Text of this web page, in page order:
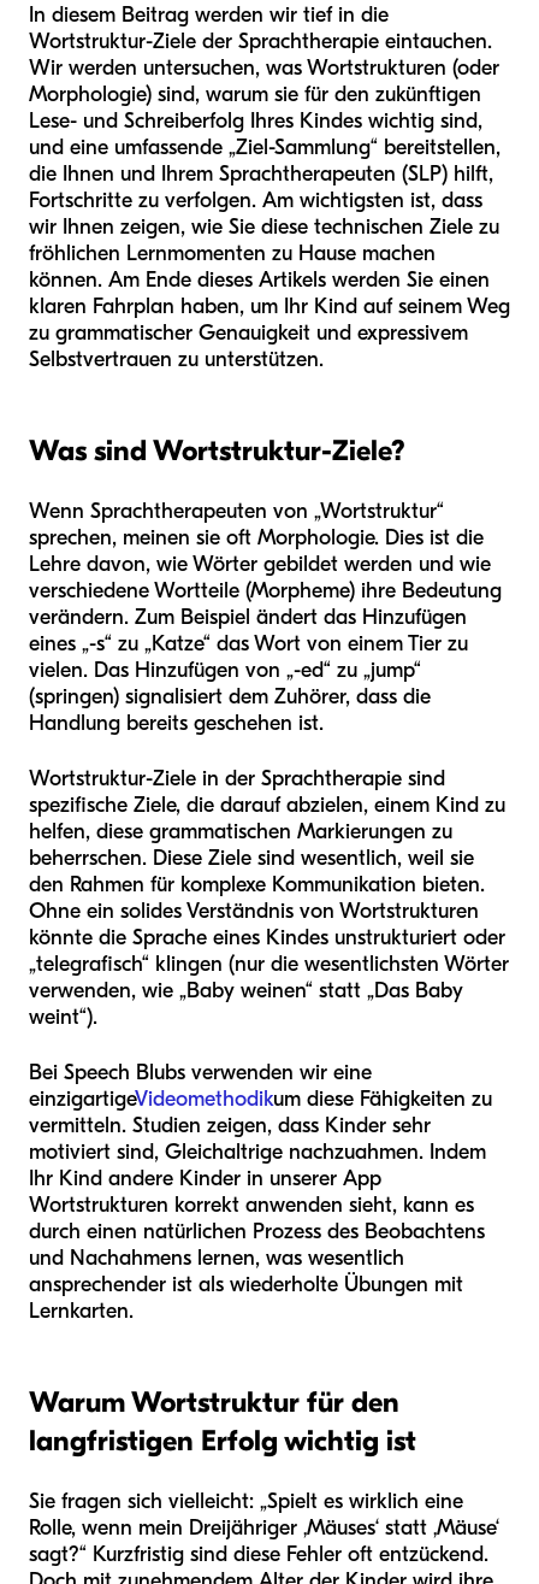
In diesem Beitrag werden wir tief in die
Wortstruktur-Ziele der Sprachtherapie eintauchen.
Wir werden untersuchen, was Wortstrukturen (oder
Morphologie) sind, warum sie für den zukünftigen
Lese- und Schreiberfolg Ihres Kindes wichtig sind,
und eine umfassende „Ziel-Sammlung“ bereitstellen,
die Ihnen und Ihrem Sprachtherapeuten (SLP) hilft,
Fortschritte zu verfolgen. Am wichtigsten ist, dass
wir Ihnen zeigen, wie Sie diese technischen Ziele zu
fröhlichen Lernmomenten zu Hause machen
können. Am Ende dieses Artikels werden Sie einen
klaren Fahrplan haben, um Ihr Kind auf seinem Weg
zu grammatischer Genauigkeit und expressivem
Selbstvertrauen zu unterstützen.
Was sind Wortstruktur-Ziele?
Wenn Sprachtherapeuten von „Wortstruktur“
sprechen, meinen sie oft Morphologie. Dies ist die
Lehre davon, wie Wörter gebildet werden und wie
verschiedene Wortteile (Morpheme) ihre Bedeutung
verändern. Zum Beispiel ändert das Hinzufügen
eines „-s“ zu „Katze“ das Wort von einem Tier zu
vielen. Das Hinzufügen von „-ed“ zu „jump“
(springen) signalisiert dem Zuhörer, dass die
Handlung bereits geschehen ist.
Wortstruktur-Ziele in der Sprachtherapie sind
spezifische Ziele, die darauf abzielen, einem Kind zu
helfen, diese grammatischen Markierungen zu
beherrschen. Diese Ziele sind wesentlich, weil sie
den Rahmen für komplexe Kommunikation bieten.
Ohne ein solides Verständnis von Wortstrukturen
könnte die Sprache eines Kindes unstrukturiert oder
„telegrafisch“ klingen (nur die wesentlichsten Wörter
verwenden, wie „Baby weinen“ statt „Das Baby
weint“).
Bei Speech Blubs verwenden wir eine
einzigartigeVideomethodikum diese Fähigkeiten zu
vermitteln. Studien zeigen, dass Kinder sehr
motiviert sind, Gleichaltrige nachzuahmen. Indem
Ihr Kind andere Kinder in unserer App
Wortstrukturen korrekt anwenden sieht, kann es
durch einen natürlichen Prozess des Beobachtens
und Nachahmens lernen, was wesentlich
ansprechender ist als wiederholte Übungen mit
Lernkarten.
Warum Wortstruktur für den
langfristigen Erfolg wichtig ist
Sie fragen sich vielleicht: „Spielt es wirklich eine
Rolle, wenn mein Dreijähriger ‚Mäuses‘ statt ‚Mäuse‘
sagt?“ Kurzfristig sind diese Fehler oft entzückend.